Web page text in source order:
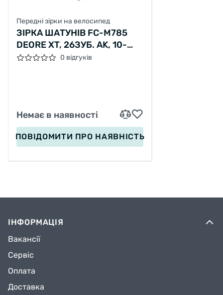
Передні зірки на велосипед
ЗІРКА ШАТУНІВ FC-M785
DEORE XT, 26ЗУБ. АK, 10-
ШВИДКИЙ0 відгуків
Немає в наявності
ПОВІДОМИТИ ПРО НАЯВНІСТЬ
ІНФОРМАЦІЯ
Вакансії
Сервіс
Оплата
Доставка